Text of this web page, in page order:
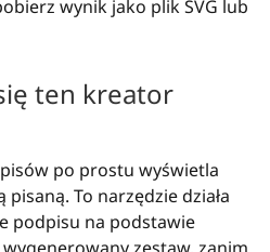
wynik jako plik SVG lub
ten kreator
po prostu wyświetla
To narzędzie działa
podpisu na podstawie